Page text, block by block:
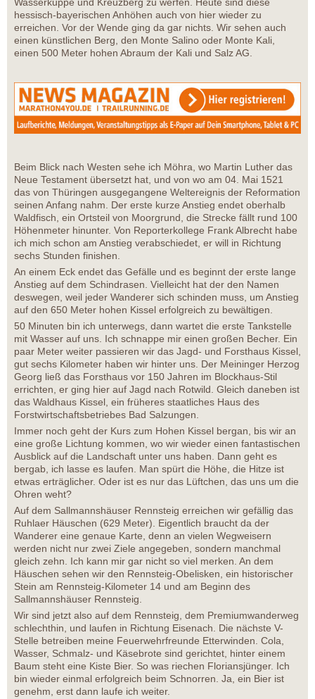
Wasserkuppe und Kreuzberg zu werfen. Heute sind diese
hessisch-bayerischen Anhöhen auch von hier wieder zu
erreichen. Vor der Wende ging da gar nichts. Wir sehen auch
einen künstlichen Berg, den Monte Salino oder Monte Kali,
einen 500 Meter hohen Abraum der Kali und Salz AG.
Beim Blick nach Westen sehe ich Möhra, wo Martin Luther das
Neue Testament übersetzt hat, und von wo am 04. Mai 1521
das von Thüringen ausgegangene Weltereignis der Reformation
seinen Anfang nahm. Der erste kurze Anstieg endet oberhalb
Waldfisch, ein Ortsteil von Moorgrund, die Strecke fällt rund 100
Höhenmeter hinunter. Von Reporterkollege Frank Albrecht habe
ich mich schon am Anstieg verabschiedet, er will in Richtung
sechs Stunden finishen.
An einem Eck endet das Gefälle und es beginnt der erste lange
Anstieg auf dem Schindrasen. Vielleicht hat der den Namen
deswegen, weil jeder Wanderer sich schinden muss, um Anstieg
auf den 650 Meter hohen Kissel erfolgreich zu bewältigen.
50 Minuten bin ich unterwegs, dann wartet die erste Tankstelle
mit Wasser auf uns. Ich schnappe mir einen großen Becher. Ein
paar Meter weiter passieren wir das Jagd- und Forsthaus Kissel,
gut sechs Kilometer haben wir hinter uns. Der Meininger Herzog
Georg ließ das Forsthaus vor 150 Jahren im Blockhaus-Stil
errichten, er ging hier auf Jagd nach Rotwild. Gleich daneben ist
das Waldhaus Kissel, ein früheres staatliches Haus des
Forstwirtschaftsbetriebes Bad Salzungen.
Immer noch geht der Kurs zum Hohen Kissel bergan, bis wir an
eine große Lichtung kommen, wo wir wieder einen fantastischen
Ausblick auf die Landschaft unter uns haben. Dann geht es
bergab, ich lasse es laufen. Man spürt die Höhe, die Hitze ist
etwas erträglicher. Oder ist es nur das Lüftchen, das uns um die
Ohren weht?
Auf dem Sallmannshäuser Rennsteig erreichen wir gefällig das
Ruhlaer Häuschen (629 Meter). Eigentlich braucht da der
Wanderer eine genaue Karte, denn an vielen Wegweisern
werden nicht nur zwei Ziele angegeben, sondern manchmal
gleich zehn. Ich kann mir gar nicht so viel merken. An dem
Häuschen sehen wir den Rennsteig-Obelisken, ein historischer
Stein am Rennsteig-Kilometer 14 und am Beginn des
Sallmannshäuser Rennsteig.
Wir sind jetzt also auf dem Rennsteig, dem Premiumwanderweg
schlechthin, und laufen in Richtung Eisenach. Die nächste V-
Stelle betreiben meine Feuerwehrfreunde Etterwinden. Cola,
Wasser, Schmalz- und Käsebrote sind gerichtet, hinter einem
Baum steht eine Kiste Bier. So was riechen Floriansjünger. Ich
bin wieder einmal erfolgreich beim Schnorren. Ja, ein Bier ist
genehm, erst dann laufe ich weiter.